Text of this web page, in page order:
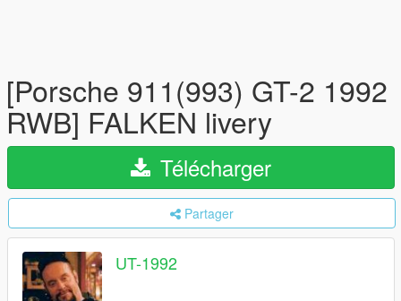
[Porsche 911(993) GT-2 1992
RWB] FALKEN livery
Télécharger
Partager
UT-1992